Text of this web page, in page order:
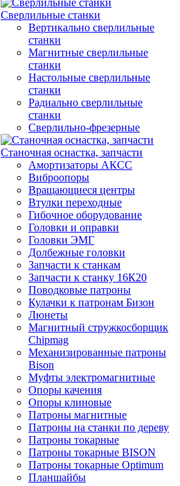
Сверлильные станки
Вертикально сверлильные
станки
Магнитные сверлильные
станки
Настольные сверлильные
станки
Радиально сверлильные
станки
Сверлильно-фрезерные
Станочная оснастка, запчасти
Амортизаторы АКСС
Виброопоры
Вращающиеся центры
Втулки переходные
Гибочное оборудование
Головки и оправки
Головки ЭМГ
Долбежные головки
Запчасти к станкам
Запчасти к станку 16К20
Поводковые патроны
Кулачки к патронам Бизон
Люнеты
Магнитный стружкосборщик
Chipmag
Механизированные патроны
Bison
Муфты электромагнитные
Опоры качения
Опоры клиновые
Патроны магнитные
Патроны на станки по дереву
Патроны токарные
Патроны токарные BISON
Патроны токарные Optimum
Планшайбы